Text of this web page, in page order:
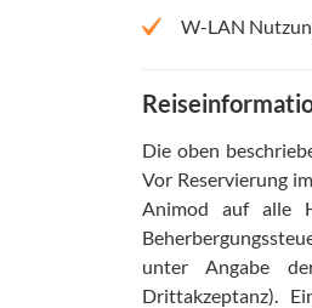
W-LAN
Die oben
Vor Reservierung
Animod auf alle
unter Angabe
Drittakzeptanz).